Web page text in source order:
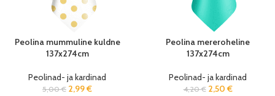
Peolina mummuline kuldne
137x274cm
Peolinad- ja kardinad
5,00€ 2,99€
Peolina mereroheline
137x274cm
Peolinad- ja kardinad
4,20€ 2,50 €